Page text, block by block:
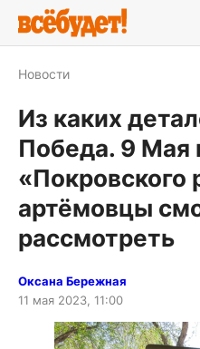
Новости
Из каких
Победа. 9 Мая
«Покровского
артёмовцы
рассмотреть
Оксана Бережная
11 мая 2023, 11:00